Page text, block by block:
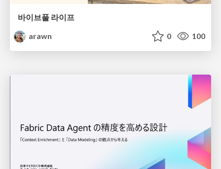
바이브풀 라이프
arawn
0 100